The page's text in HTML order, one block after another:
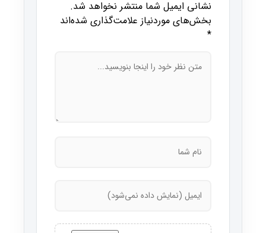
نشانی ایمیل شما منتشر نخواهد شد.
بخش‌های موردنیاز علامت‌گذاری شده‌اند
*